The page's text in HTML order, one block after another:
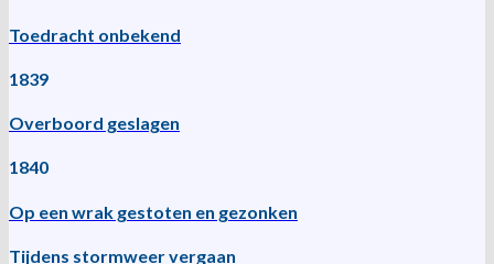
Toedracht onbekend
1839
Overboord geslagen
1840
Op een wrak gestoten en gezonken
Tijdens stormweer vergaan